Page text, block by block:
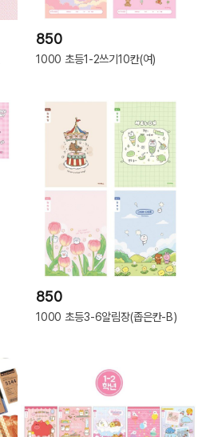
850
1000 초등1-2쓰기10칸(여)
850
1000 초등3-6알림장(좁은칸-B)